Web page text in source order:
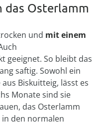
das Osterlamm
und mit einem
geeignet. So bleibt das
saftig. Sowohl ein
Biskuitteig, lässt es
Monate sind sie
das Osterlamm
den normalen